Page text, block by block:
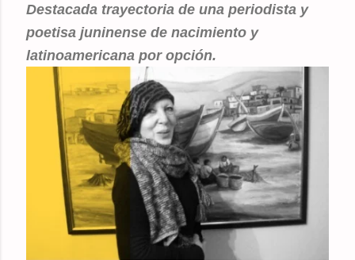
Destacada trayectoria de una periodista y
poetisa juninense de nacimiento y
latinoamericana por opción.